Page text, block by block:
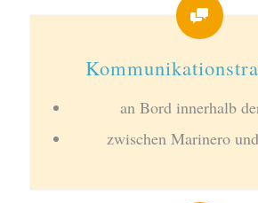
an Bord innerhalb
zwischen Marinero